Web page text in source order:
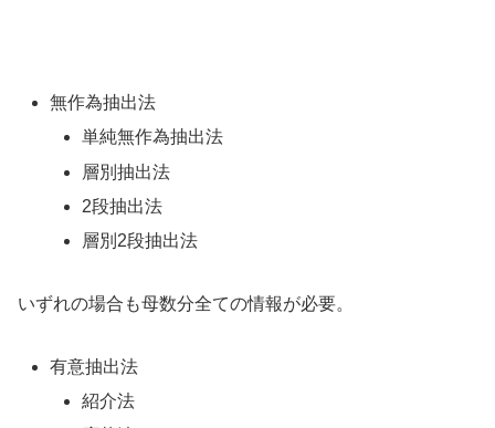
無作為抽出法
単純無作為抽出法
層別抽出法
2段抽出法
層別2段抽出法
いずれの場合も母数分全ての情報が必要。
有意抽出法
紹介法